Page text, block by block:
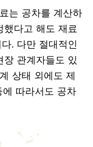
는 공차를 계산하
했다고 해도 재료
. 다만 절대적인
관계자들도 있
상태 외에도 제
따라서도 공차